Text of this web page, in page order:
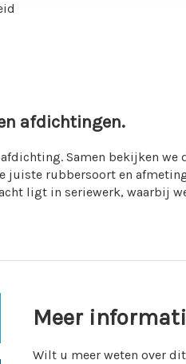
afdichtingen.
Samen bekijken we
juiste rubbersoort en
ligt in seriewerk, waarbij
Meer
Wilt u meer weten over